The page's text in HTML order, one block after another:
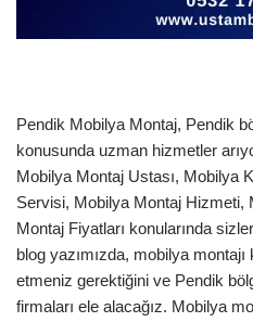
Pendik Mobilya Montaj, Pendik
konusunda uzman hizmetler
Mobilya Montaj Ustası, Mobilya
Servisi, Mobilya Montaj Hizmeti,
Montaj Fiyatları konularında
blog yazımızda, mobilya
etmeniz gerektiğini ve Pendik
firmaları ele alacağız. Mobilya